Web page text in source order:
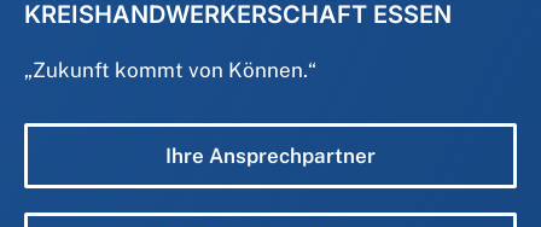
KREISHANDWERKERSCHAFT ESSEN
„Zukunft kommt von Können.“
Ihre Ansprechpartner